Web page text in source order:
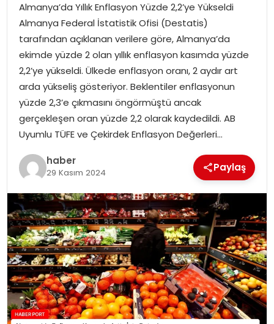
SPOR
EĞITIM
OTOMOBIL
TEKNOLOJI
EKONOMI
Almanya’da Yıllık Enflasyon Yüzde 2,2’ye Yükseldi
Almanya Federal İstatistik Ofisi (Destatis)
tarafından açıklanan verilere göre, Almanya’da
ekimde yüzde 2 olan yıllık enflasyon kasımda yüzde
2,2’ye yükseldi. Ülkede enflasyon oranı, 2 aydır art
arda yükseliş gösteriyor. Beklentiler enflasyonun
yüzde 2,3’e çıkmasını öngörmüştü ancak
gerçekleşen oran yüzde 2,2 olarak kaydedildi. AB
Uyumlu TÜFE ve Çekirdek Enflasyon Değerleri…
haber
29 Kasım 2024 Paylaş